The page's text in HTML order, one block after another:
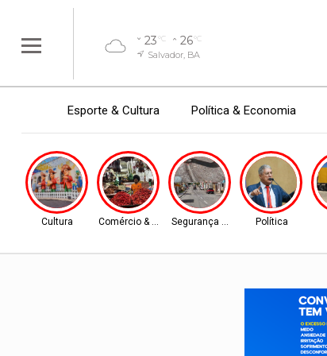
23°C 26°C
Salvador, BA
Esporte & Cultura Política & Economia
Cultura Comércio & TurismoSegurança Pública Política